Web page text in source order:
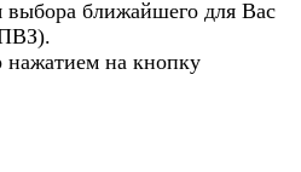
выбора ближайшего для Вас
нажатием на кнопку